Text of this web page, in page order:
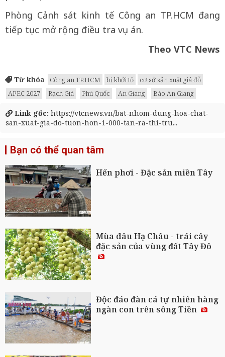
Phòng Cảnh sát kinh tế Công an TP.HCM đang
tiếp tục mở rộng điều tra vụ án.
Theo VTC News
Từ khóa Công an TP.HCM bị khởi tố
cơ sở sản xuất giá đỗ
APEC 2027
Rạch Giá Phú Quốc An Giang Báo An Giang
Link gốc: https://vtcnews.vn/bat-nhom-dung-hoa-chat-
san-xuat-gia-do-tuon-hon-1-000-tan-ra-thi-tru...
Bạn có thể quan tâm
Hến phơi - Đặc sản miền Tây
Mùa dâu Hạ Châu - trái cây
đặc sản của vùng đất Tây Đô
Độc đáo đàn cá tự nhiên hàng
ngàn con trên sông Tiền